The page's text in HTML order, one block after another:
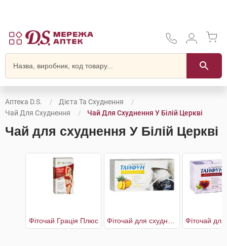
Аптека D.S.
Дієта Та Схуднення
Чай Для Схуднення
Чай Для Схуднення У Білій Церкві
Чай для схуднення У Білій Церкві
Фіточай Грація Плюс